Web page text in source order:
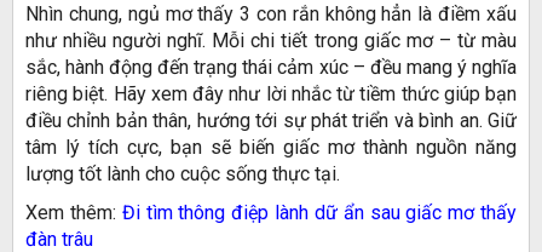
Nhìn chung, ngủ mơ thấy 3 con rắn không hẳn là điềm xấu
như nhiều người nghĩ. Mỗi chi tiết trong giấc mơ – từ màu
sắc, hành động đến trạng thái cảm xúc – đều mang ý nghĩa
riêng biệt. Hãy xem đây như lời nhắc từ tiềm thức giúp bạn
điều chỉnh bản thân, hướng tới sự phát triển và bình an. Giữ
tâm lý tích cực, bạn sẽ biến giấc mơ thành nguồn năng
lượng tốt lành cho cuộc sống thực tại.
Xem thêm: Đi tìm thông điệp lành dữ ẩn sau giấc mơ thấy
đàn trâu